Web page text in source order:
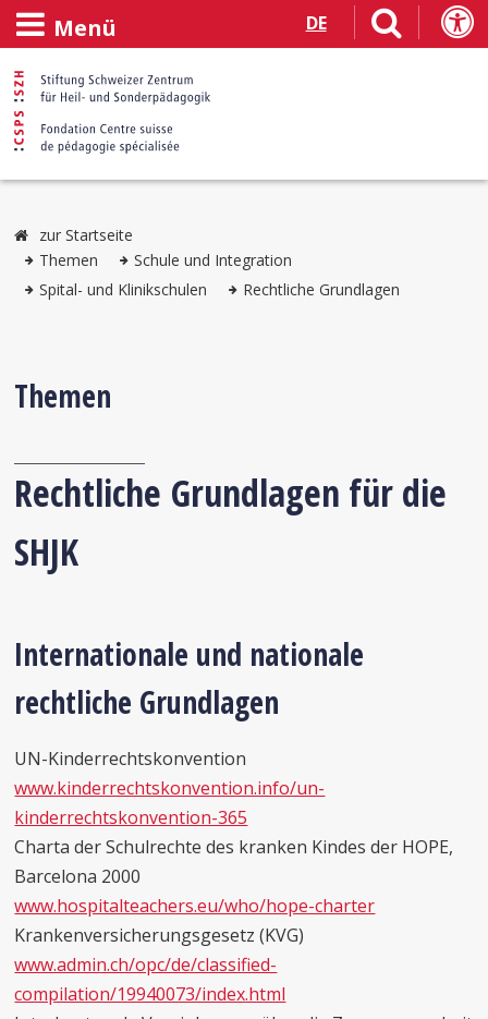
Menü DE
zur Startseite
Themen
Schule und Integration
Spital- und Klinikschulen
Rechtliche Grundlagen
Themen
Rechtliche Grundlagen für die
SHJK
Internationale und nationale
rechtliche Grundlagen
UN-Kinderrechtskonvention
www.kinderrechtskonvention.info/un-
kinderrechtskonvention-365
Charta der Schulrechte des kranken Kindes der HOPE,
Barcelona 2000
www.hospitalteachers.eu/who/hope-charter
Krankenversicherungsgesetz (KVG)
www.admin.ch/opc/de/classified-
compilation/19940073/index.html